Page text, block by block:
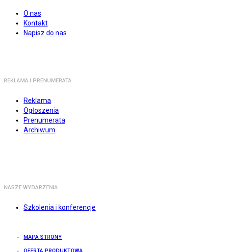
O nas
Kontakt
Napisz do nas
REKLAMA I PRENUMERATA
Reklama
Ogłoszenia
Prenumerata
Archiwum
NASZE WYDARZENIA
Szkolenia i konferencje
MAPA STRONY